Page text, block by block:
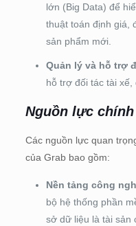
lớn (Big Data) để
thuật toán định giá,
sản phẩm mới.
Quản lý và hỗ trợ
hỗ trợ đối tác tài xế,
Nguồn lực
Các nguồn lực quan
của Grab bao gồm:
Nền tảng công
bộ hệ thống phần
sở dữ liệu là tài sản